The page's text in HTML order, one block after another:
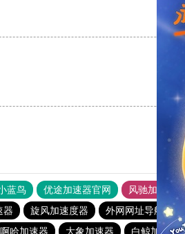
蓝鸟 优途加速器官网 风驰加速器
器 旋风加速度器 外网网址导航
啊哈加速器 大象加速器 白鲸加速器